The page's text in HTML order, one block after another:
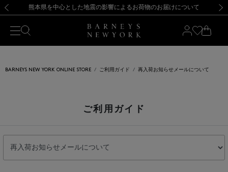
新規登録のお客様も対象！＜MY BARNEYS＞会員のお客様は11,000円（税込）以上のお買上げで常時送料無料！お買い物の際は会員登録を！
【夏季休業に伴う返品・交換承り一時停止のお知らせ】（2026.8.5）
熊本県を中心とした地震の影響によるお荷物のお届けについて
【開催中】SUMMER SALEのご案内・ご注意事項 新規登録のお客様も対象！＜MY BARNEYS＞会員のお客様は11,000円（税込）以上のお買上げで常時送料無料！お買い物の際は会員登録を！
【夏季休業に伴う返品・交換承り一時停止のお知らせ】（2026.8.5）
BARNEYS NEW YORK ONLINE STORE ご利用ガイド 再入荷お知らせメールについて
ご利用ガイド